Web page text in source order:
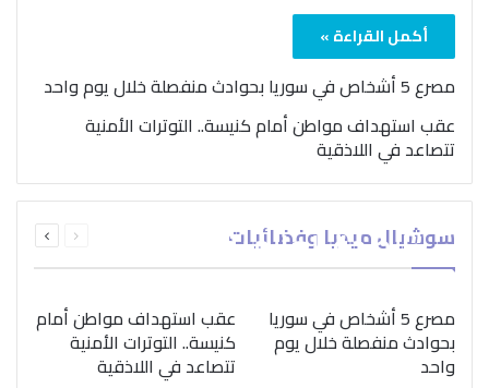
أكمل القراءة »
مصرع 5 أشخاص في سوريا بحوادث منفصلة خلال يوم واحد
عقب استهداف مواطن أمام كنيسة.. التوترات الأمنية
تتصاعد في اللاذقية
سوشيال ميديا وفضائيات الصفحةالصفحة
بمناسبة اليوم الدولي..
“الصحة العالمية” تؤكد
ضرورة اتباع نهج متكامل
لمواجهة إدمان المخدرات
مصرع 5 أشخاص في سوريا
بحوادث منفصلة خلال يوم
واحد
عقب استهداف مواطن أمام
كنيسة.. التوترات الأمنية
تتصاعد في اللاذقية